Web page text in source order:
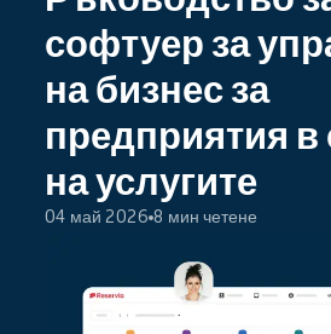
софтуер за
на бизнес за
предприятия
на услугите
04 май 2026 8 мин четене